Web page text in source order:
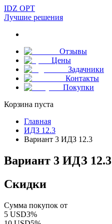
IDZ OPT
Лучшие решения
Отзывы
Цены
Задачники
Контакты
Покупки
Корзина пуста
Главная
ИДЗ 12.3
Вариант 3 ИДЗ 12.3
Вариант 3 ИДЗ 12.3
Скидки
Сумма покупок от
5 USD3%